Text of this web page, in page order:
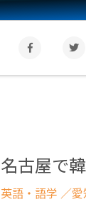
名古屋で
英語・語学 ／